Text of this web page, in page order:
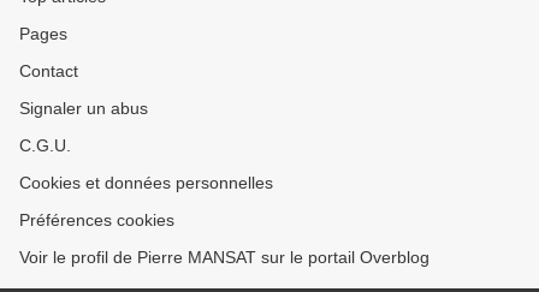
Pages
Contact
Signaler un abus
C.G.U.
Cookies et données personnelles
Préférences cookies
Voir le profil de Pierre MANSAT sur le portail Overblog